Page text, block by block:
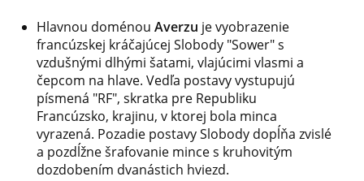
Hlavnou doménou Averzu je vyobrazenie
francúzskej kráčajúcej Slobody "Sower" s
vzdušnými dlhými šatami, vlajúcimi vlasmi a
čepcom na hlave. Vedľa postavy vystupujú
písmená "RF", skratka pre Republiku
Francúzsko, krajinu, v ktorej bola minca
vyrazená. Pozadie postavy Slobody dopĺňa zvislé
a pozdĺžne šrafovanie mince s kruhovitým
dozdobením dvanástich hviezd.